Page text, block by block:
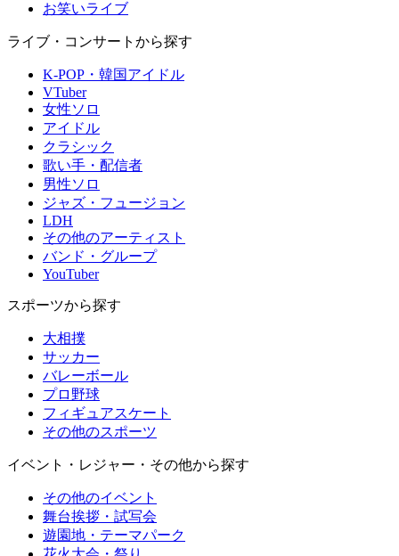
お笑いライブ
ライブ・コンサートから探す
K-POP・韓国アイドル
VTuber
女性ソロ
アイドル
クラシック
歌い手・配信者
男性ソロ
ジャズ・フュージョン
LDH
その他のアーティスト
バンド・グループ
YouTuber
スポーツから探す
大相撲
サッカー
バレーボール
プロ野球
フィギュアスケート
その他のスポーツ
イベント・レジャー・その他から探す
その他のイベント
舞台挨拶・試写会
遊園地・テーマパーク